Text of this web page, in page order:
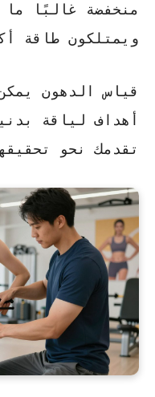
منخفضة غالبًا
ويمتلكون طاقة
قياس الدهون
أهداف لياقة
تقدمك نحو